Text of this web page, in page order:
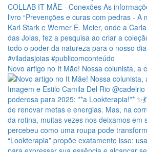
Novo artigo no It Mãe! Nossa colunista, a